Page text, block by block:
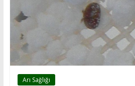
Arı Sağlığı